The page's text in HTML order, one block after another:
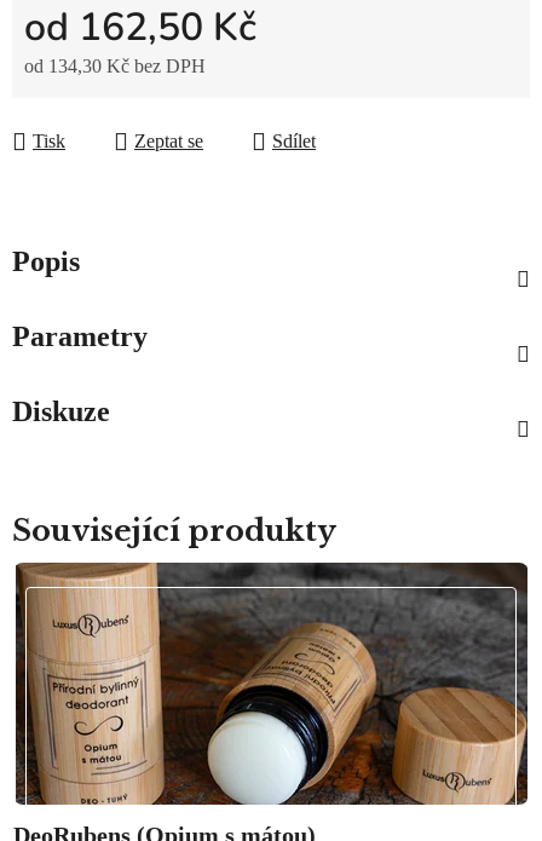
od 162,50 Kč
od 134,30 Kč bez DPH
Tisk
Zeptat se Sdílet
Popis
Parametry
Diskuze
Související produkty
DeoRubens (Opium s mátou)